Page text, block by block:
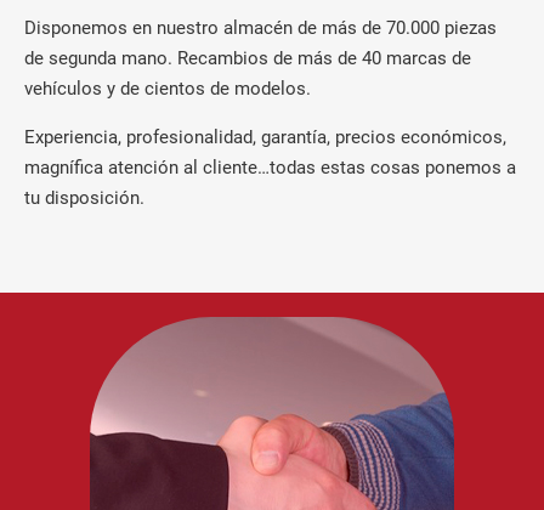
Disponemos en nuestro almacén de más de 70.000 piezas
de segunda mano. Recambios de más de 40 marcas de
vehículos y de cientos de modelos.
Experiencia, profesionalidad, garantía, precios económicos,
magnífica atención al cliente…todas estas cosas ponemos a
tu disposición.